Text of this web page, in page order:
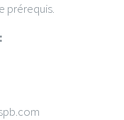
prérequis.